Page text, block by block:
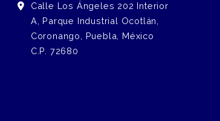
Calle Los Ángeles 202 Interior
A, Parque Industrial Ocotlán,
Coronango, Puebla, México
C.P. 72680